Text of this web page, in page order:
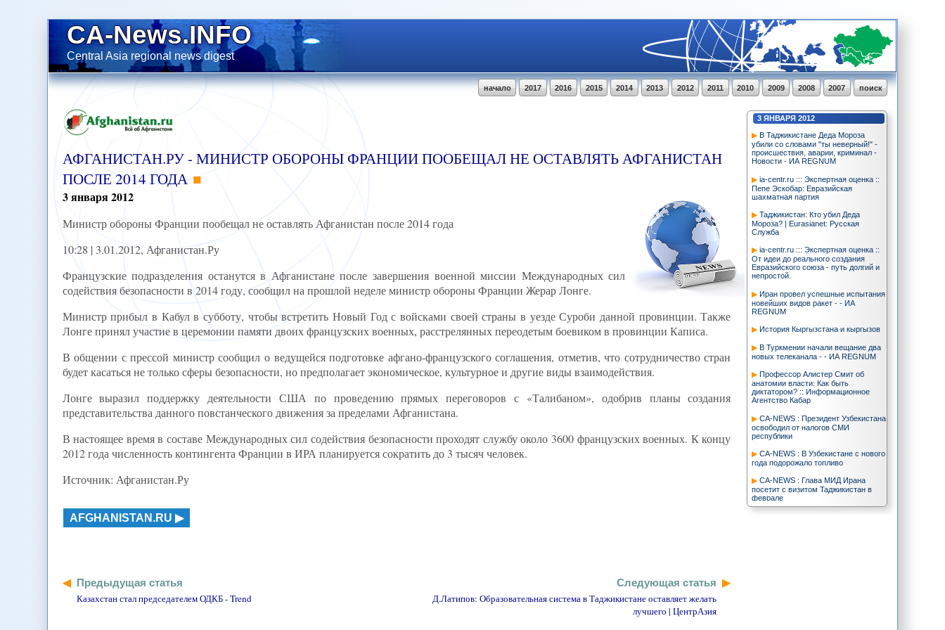
CA-News.INFO
Central Asia regional news digest
поиск
2007
2008
2009
2010
2011
2012
2013
2014
2015
2016
2017
начало
3 ЯНВАРЯ 2012
В Таджикистане Деда Мороза
убили со словами "ты неверный!" -
происшествия, аварии, криминал -
Новости - ИА REGNUM
ia-centr.ru ::: Экспертная оценка ::
Пепе Эскобар: Евразийская
шахматная партия
Таджикистан: Кто убил Деда
Мороза? | Eurasianet: Русская
Служба
ia-centr.ru ::: Экспертная оценка ::
От идеи до реального создания
Евразийского союза - путь долгий и
непростой.
Иран провел успешные испытания
новейших видов ракет - - ИА
REGNUM
История Кыргызстана и кыргызов
В Туркмении начали вещание два
новых телеканала - - ИА REGNUM
Профессор Алистер Смит об
анатомии власти: Как быть
диктатором? :: Информационное
Агентство Кабар
CA-NEWS : Президент Узбекистана
освободил от налогов СМИ
республики
CA-NEWS : В Узбекистане с нового
года подорожало топливо
CA-NEWS : Глава МИД Ирана
посетит с визитом Таджикистан в
феврале
АФГАНИСТАН.РУ - МИНИСТР ОБОРОНЫ ФРАНЦИИ ПООБЕЩАЛ НЕ ОСТАВЛЯТЬ АФГАНИСТАН
ПОСЛЕ 2014 ГОДА
3января2012
Министр обороны Франции пообещал не оставлять Афганистан после 2014 года
10:28 | 3.01.2012, Афганистан.Ру
Французские подразделения останутся в Афганистане после завершения военной миссии Международных сил
содействия безопасности в 2014 году, сообщил на прошлой неделе министр обороны Франции Жерар Лонге.
Министр прибыл в Кабул в субботу, чтобы встретить Новый Год с войсками своей страны в уезде Суроби данной провинции. Также
Лонге принял участие в церемонии памяти двоих французских военных, расстрелянных переодетым боевиком в провинции Каписа.
В общении с прессой министр сообщил о ведущейся подготовке афгано-французского соглашения, отметив, что сотрудничество стран
будет касаться не только сферы безопасности, но предполагает экономическое, культурное и другие виды взаимодействия.
Лонге выразил поддержку деятельности США по проведению прямых переговоров с «Талибаном», одобрив планы создания
представительства данного повстанческого движения за пределами Афганистана.
В настоящее время в составе Международных сил содействия безопасности проходят службу около 3600 французских военных. К концу
2012 года численность контингента Франции в ИРА планируется сократить до 3 тысяч человек.
Источник: Афганистан.Ру
AFGHANISTAN.RU
Предыдущая статья
Казахстан стал председателем ОДКБ - Trend
Следующая статья
Д.Латипов: Образовательная система в Таджикистане оставляет желать
лучшего | ЦентрАзия